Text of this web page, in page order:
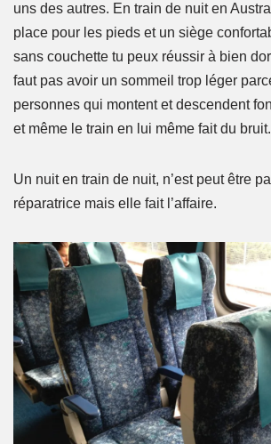
uns des autres. En train de nuit en
place pour les pieds et un siège
sans couchette tu peux réussir à bien
faut pas avoir un sommeil trop léger
personnes qui montent et descendent
et même le train en lui même fait du bruit.
Un nuit en train de nuit, n’est peut être
réparatrice mais elle fait l’affaire.